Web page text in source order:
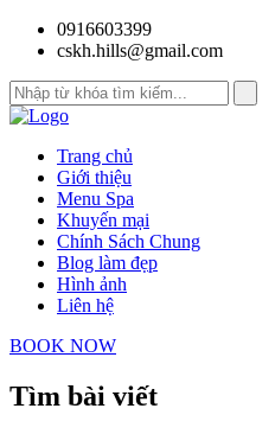
0916603399
cskh.hills@gmail.com
Trang chủ
Giới thiệu
Menu Spa
Khuyến mại
Chính Sách Chung
Blog làm đẹp
Hình ảnh
Liên hệ
BOOK NOW
Tìm bài viết